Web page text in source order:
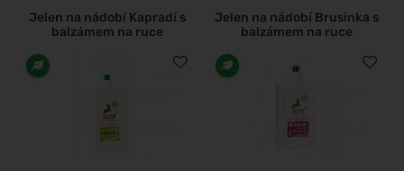
Jelen na nádobí Kapradí s
balzámem na ruce
Jelen na nádobí Brusinka s
balzámem na ruce